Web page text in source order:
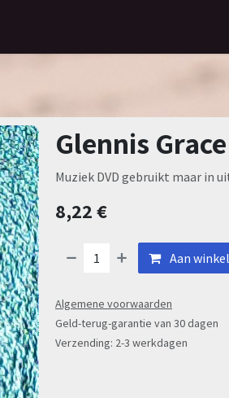
Glennis
Muziek DVD gebruikt maar in
8,22€
Aan
Algemene voorwaarden
Geld-terug-garantie van 30 dagen
Verzending: 2-3 werkdagen